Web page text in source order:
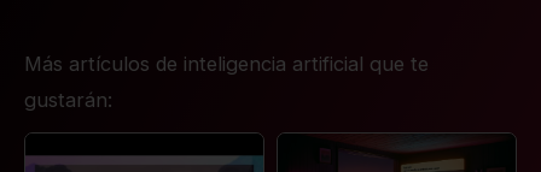
Más artículos de inteligencia artificial que te
gustarán: